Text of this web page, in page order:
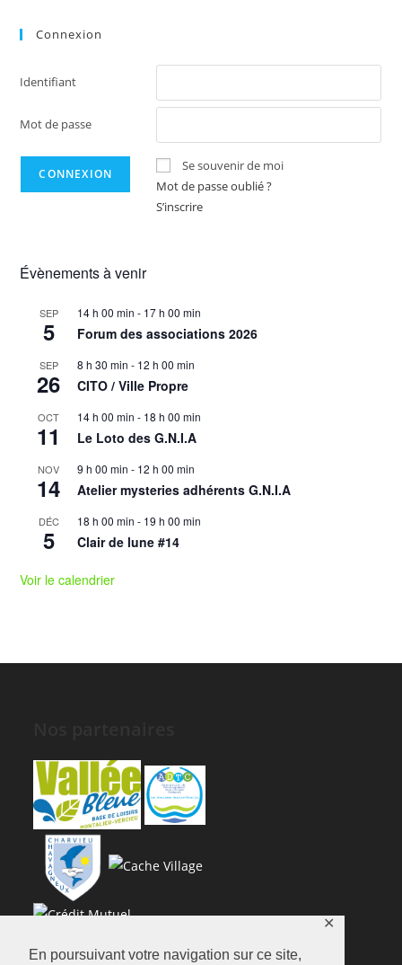
En poursuivant votre navigation sur ce site,
✕
Connexion
Identifiant
Mot de passe
Se souvenir de moi
Mot de passe oublié ?
S’inscrire
Évènements à venir
SEP
5
14 h 00 min - 17 h 00 min
Forum des associations 2026
SEP
26
8 h 30 min - 12 h 00 min
CITO / Ville Propre
OCT
11
14 h 00 min - 18 h 00 min
Le Loto des G.N.I.A
NOV
14
9 h 00 min - 12 h 00 min
Atelier mysteries adhérents G.N.I.A
DÉC
5
18 h 00 min - 19 h 00 min
Clair de lune #14
Voir le calendrier